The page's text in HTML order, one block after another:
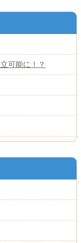
可能に！？